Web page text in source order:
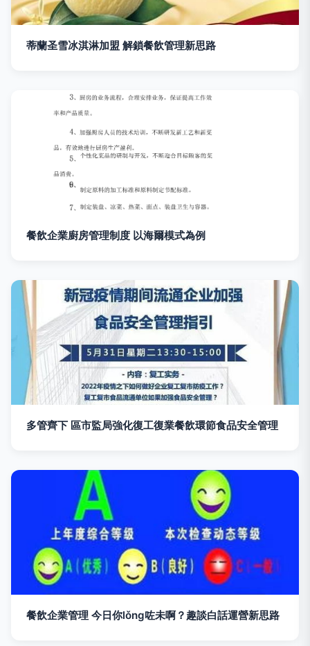
蒂蘭圣雪冰淇淋加盟 解鎖餐飲管理新思路
餐飲企業廚房管理制度 以海爾模式為例
多管齊下 區市監局強化復工復業餐飲環節食品安全管理
餐飲企業管理 今日你lǒng咗未啊？趣談白話運營新思路